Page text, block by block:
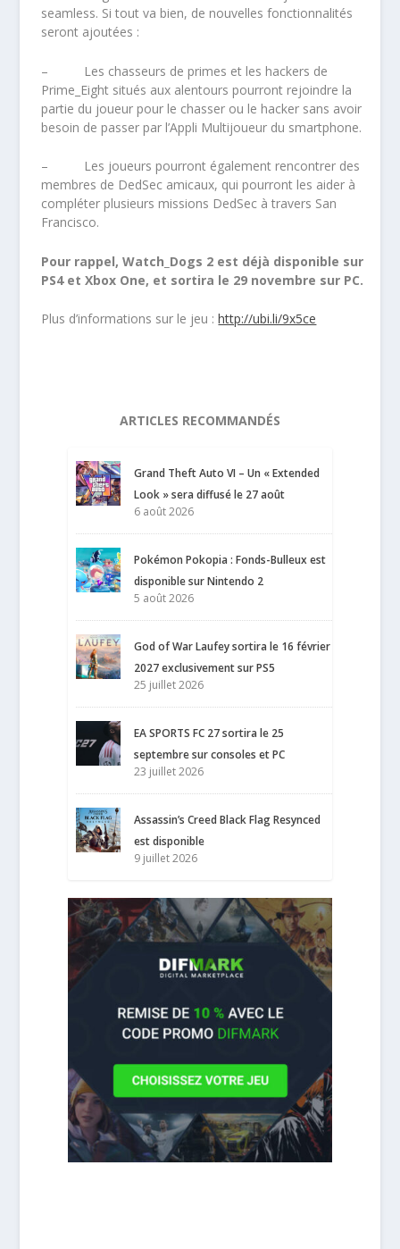
seamless. Si tout va bien, de nouvelles fonctionnalités
seront ajoutées :
– Les chasseurs de primes et les hackers de
Prime_Eight situés aux alentours pourront rejoindre la
partie du joueur pour le chasser ou le hacker sans avoir
besoin de passer par l’Appli Multijoueur du smartphone.
– Les joueurs pourront également rencontrer des
membres de DedSec amicaux, qui pourront les aider à
compléter plusieurs missions DedSec à travers San
Francisco.
Pour rappel,Watch_Dogs 2 est déjà disponible sur
PS4 et Xbox One, et sortira le 29 novembre sur PC.
Plus d’informations sur le jeu :http://ubi.li/9x5ce
ARTICLES RECOMMANDÉS
Grand Theft Auto VI – Un « Extended
Look » sera diffusé le 27 août
6 août 2026
Pokémon Pokopia : Fonds-Bulleux est
disponible sur Nintendo 2
5 août 2026
God of War Laufey sortira le 16 février
2027 exclusivement sur PS5
25 juillet 2026
EA SPORTS FC 27 sortira le 25
septembre sur consoles et PC
23 juillet 2026
Assassin’s Creed Black Flag Resynced
est disponible
9 juillet 2026